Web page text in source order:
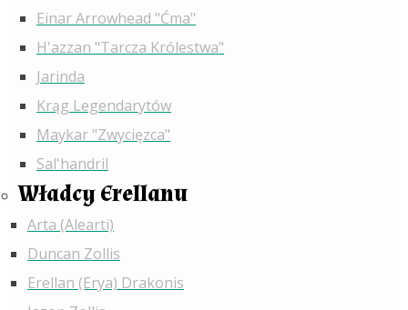
Einar Arrowhead "Ćma"
H'azzan "Tarcza Królestwa"
Jarinda
Krąg Legendarytów
Maykar "Zwycięzca"
Sal'handril
Władcy Erellanu
Arta (Alearti)
Duncan Zollis
Erellan (Erya) Drakonis